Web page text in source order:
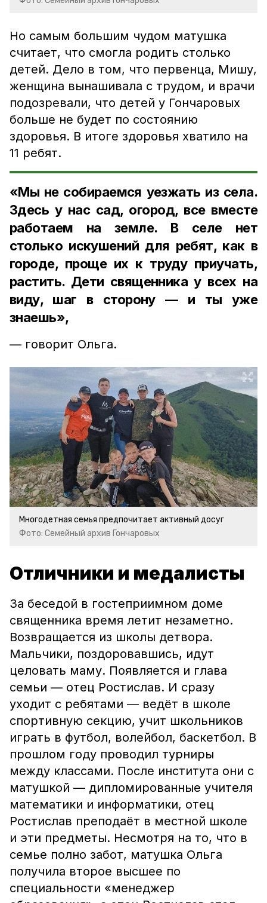
Но самым большим чудом матушка
считает, что смогла родить столько
детей. Дело в том, что первенца, Мишу,
женщина вынашивала с трудом, и врачи
подозревали, что детей у Гончаровых
больше не будет по состоянию
здоровья. В итоге здоровья хватило на
11 ребят.
«Мы не собираемся уезжать из села.
Здесь у нас сад, огород, все вместе
работаем на земле. В селе нет
столько искушений для ребят, как в
городе, проще их к труду приучать,
растить. Дети священника у всех на
виду, шаг в сторону — и ты уже
знаешь»,
— говорит Ольга.
Многодетная семья предпочитает активный досуг
Фото: Семейный архив Гончаровых
Отличники и медалисты
За беседой в гостеприимном доме
священника время летит незаметно.
Возвращается из школы детвора.
Мальчики, поздоровавшись, идут
целовать маму. Появляется и глава
семьи — отец Ростислав. И сразу
уходит с ребятами — ведёт в школе
спортивную секцию, учит школьников
играть в футбол, волейбол, баскетбол. В
прошлом году проводил турниры
между классами. После института они с
матушкой — дипломированные учителя
математики и информатики, отец
Ростислав преподаёт в местной школе
и эти предметы. Несмотря на то, что в
семье полно забот, матушка Ольга
получила второе высшее по
специальности «менеджер